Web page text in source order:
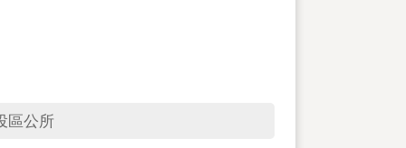
區公所